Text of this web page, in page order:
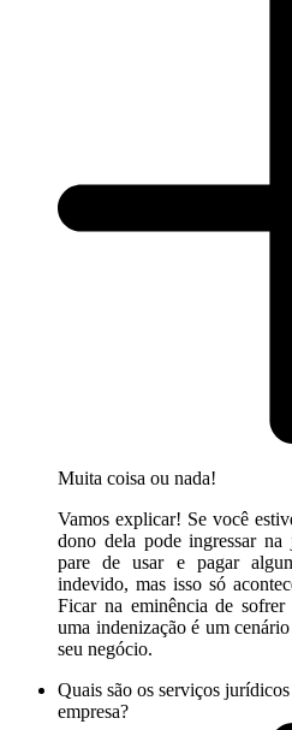
Muita coisa ou nada!
Vamos explicar! Se você
dono dela pode ingressar
pare de usar e pagar
indevido, mas isso só
Ficar na eminência de
uma indenização é um
seu negócio.
Quais são os serviços
empresa?